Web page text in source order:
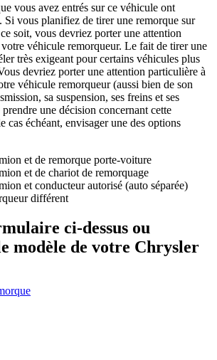
vous avez entrés sur ce véhicule ont
Si vous planifiez de tirer une remorque sur
soit, vous devriez porter une attention
véhicule remorqueur. Le fait de tirer une
très exigeant pour certains véhicules plus
devriez porter une attention particulière à
véhicule remorqueur (aussi bien de son
sa suspension, ses freins et ses
une décision concernant cette
cas échéant, envisager une des options
et de remorque porte-voiture
et de chariot de remorquage
et conducteur autorisé (auto séparée)
différent
ci-dessus ou
modèle de votre Chrysler